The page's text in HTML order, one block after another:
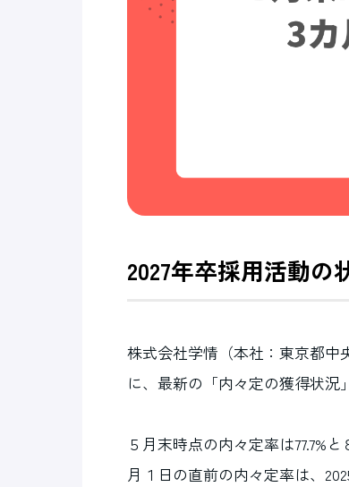
2027年卒採用活動の
株式会社学情（本社：東京都中
に、最新の「内々定の獲得状況
５月末時点の内々定率は77.7%
月１日の直前の内々定率は、